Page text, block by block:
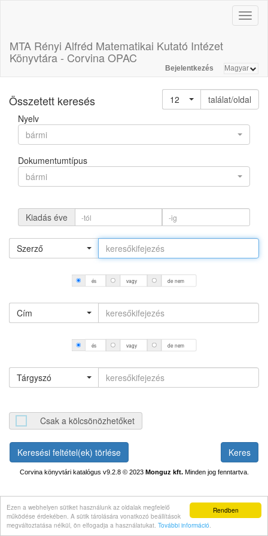
Rendben
Ezen a webhelyen sütiket használunk az oldalak megfelelő
működése érdekében. A sütik tárolására vonatkozó beállítások
megváltoztatása nélkül, ön elfogadja a használatukat. További információ.
MTA Rényi Alfréd Matematikai Kutató Intézet
Könyvtára - Corvina OPAC
Bejelentkezés
Összetett keresés 12
találat/oldal
Nyelv
bármi
Dokumentumtípus
bármi
Kiadás éve
Szerző
és vagy de nem
Cím
és vagy de nem
Tárgyszó
Csak a kölcsönözhetőket
Keresési feltétel(ek) törlése
Corvina könyvtári katalógus v9.2.8© 2023 Monguz kft.Minden jog fenntartva.